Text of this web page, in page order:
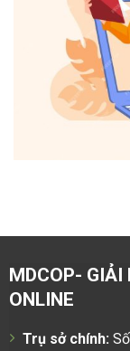
MDCOP- GIẢI
ONLINE
Trụ sở chính: